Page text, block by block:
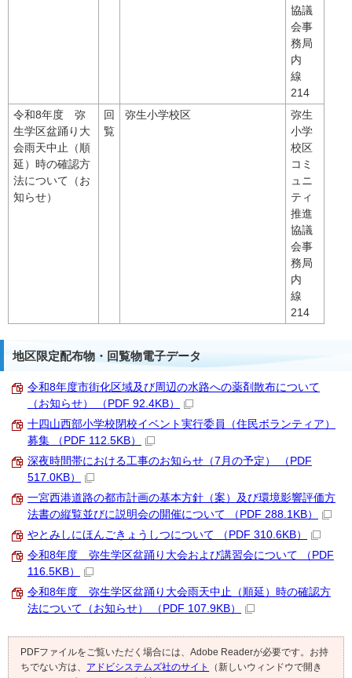
協議
会事
務局
内
線
214
令和8年度 弥
生学区盆踊り大
会雨天中止（順
延）時の確認方
法について（お
知らせ）
回
覧
弥生小学校区
弥生
小学
校区
コミ
ュニ
ティ
推進
協議
会事
務局
内
線
214
地区限定配布物・回覧物電子データ
令和8年度市街化区域及び周辺の水路への薬剤散布について
（お知らせ） （PDF 92.4KB）
十四山西部小学校閉校イベント実行委員（住民ボランティア）
募集 （PDF 112.5KB）
深夜時間帯における工事のお知らせ（7月の予定） （PDF
517.0KB）
一宮西港道路の都市計画の基本方針（案）及び環境影響評価方
法書の縦覧並びに説明会の開催について （PDF 288.1KB）
やとみしにほんごきょうしつについて （PDF 310.6KB）
令和8年度 弥生学区盆踊り大会および講習会について （PDF
116.5KB）
令和8年度 弥生学区盆踊り大会雨天中止（順延）時の確認方
法について（お知らせ） （PDF 107.9KB）
PDFファイルをご覧いただく場合には、Adobe Readerが必要です。お持
ちでない方は、 アドビシステムズ社のサイト
（新しいウィンドウで開き